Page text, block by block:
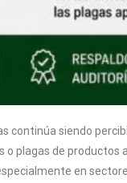
continúa siendo
o plagas de
en